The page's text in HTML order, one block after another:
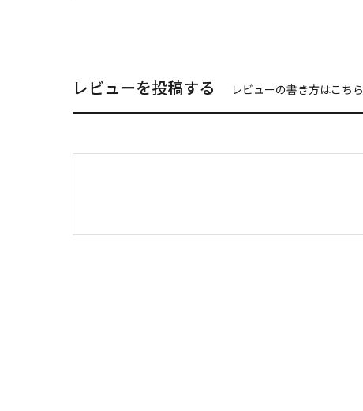
レビューを投稿する レビューの書き方はこちら